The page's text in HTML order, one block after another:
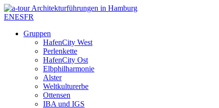
ENESFR
Gruppen
HafenCity West
Perlenkette
HafenCity Ost
Elbphilharmonie
Alster
Weltkulturerbe
Ottensen
IBA und IGS